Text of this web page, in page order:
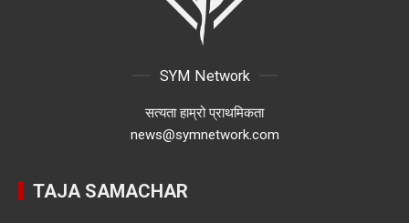
SYM Network
सत्यता हाम्रो प्राथमिकता
news@symnetwork.com
TAJA SAMACHAR